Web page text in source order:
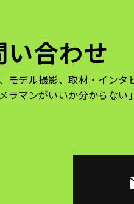
い合わせ
モデル撮影、取材・イン
メラマンがいいか分からな